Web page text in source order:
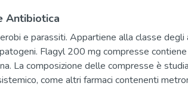
Antibiotica
e parassiti. Appartiene alla classe degli
Flagyl 200 mg compresse
La composizione delle compresse è
come altri farmaci contenenti